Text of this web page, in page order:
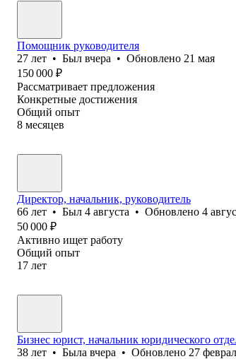
Помощник руководителя
27 лет • Был вчера • Обновлено 21 мая
150 000 ₽
Рассматривает предложения
Конкретные достижения
Общий опыт
8 месяцев
Директор, начальник, руководитель
66 лет • Был 4 августа • Обновлено 4
50 000 ₽
Активно ищет работу
Общий опыт
17 лет
Бизнес юрист, начальник юридического
38 лет • Была вчера • Обновлено 27